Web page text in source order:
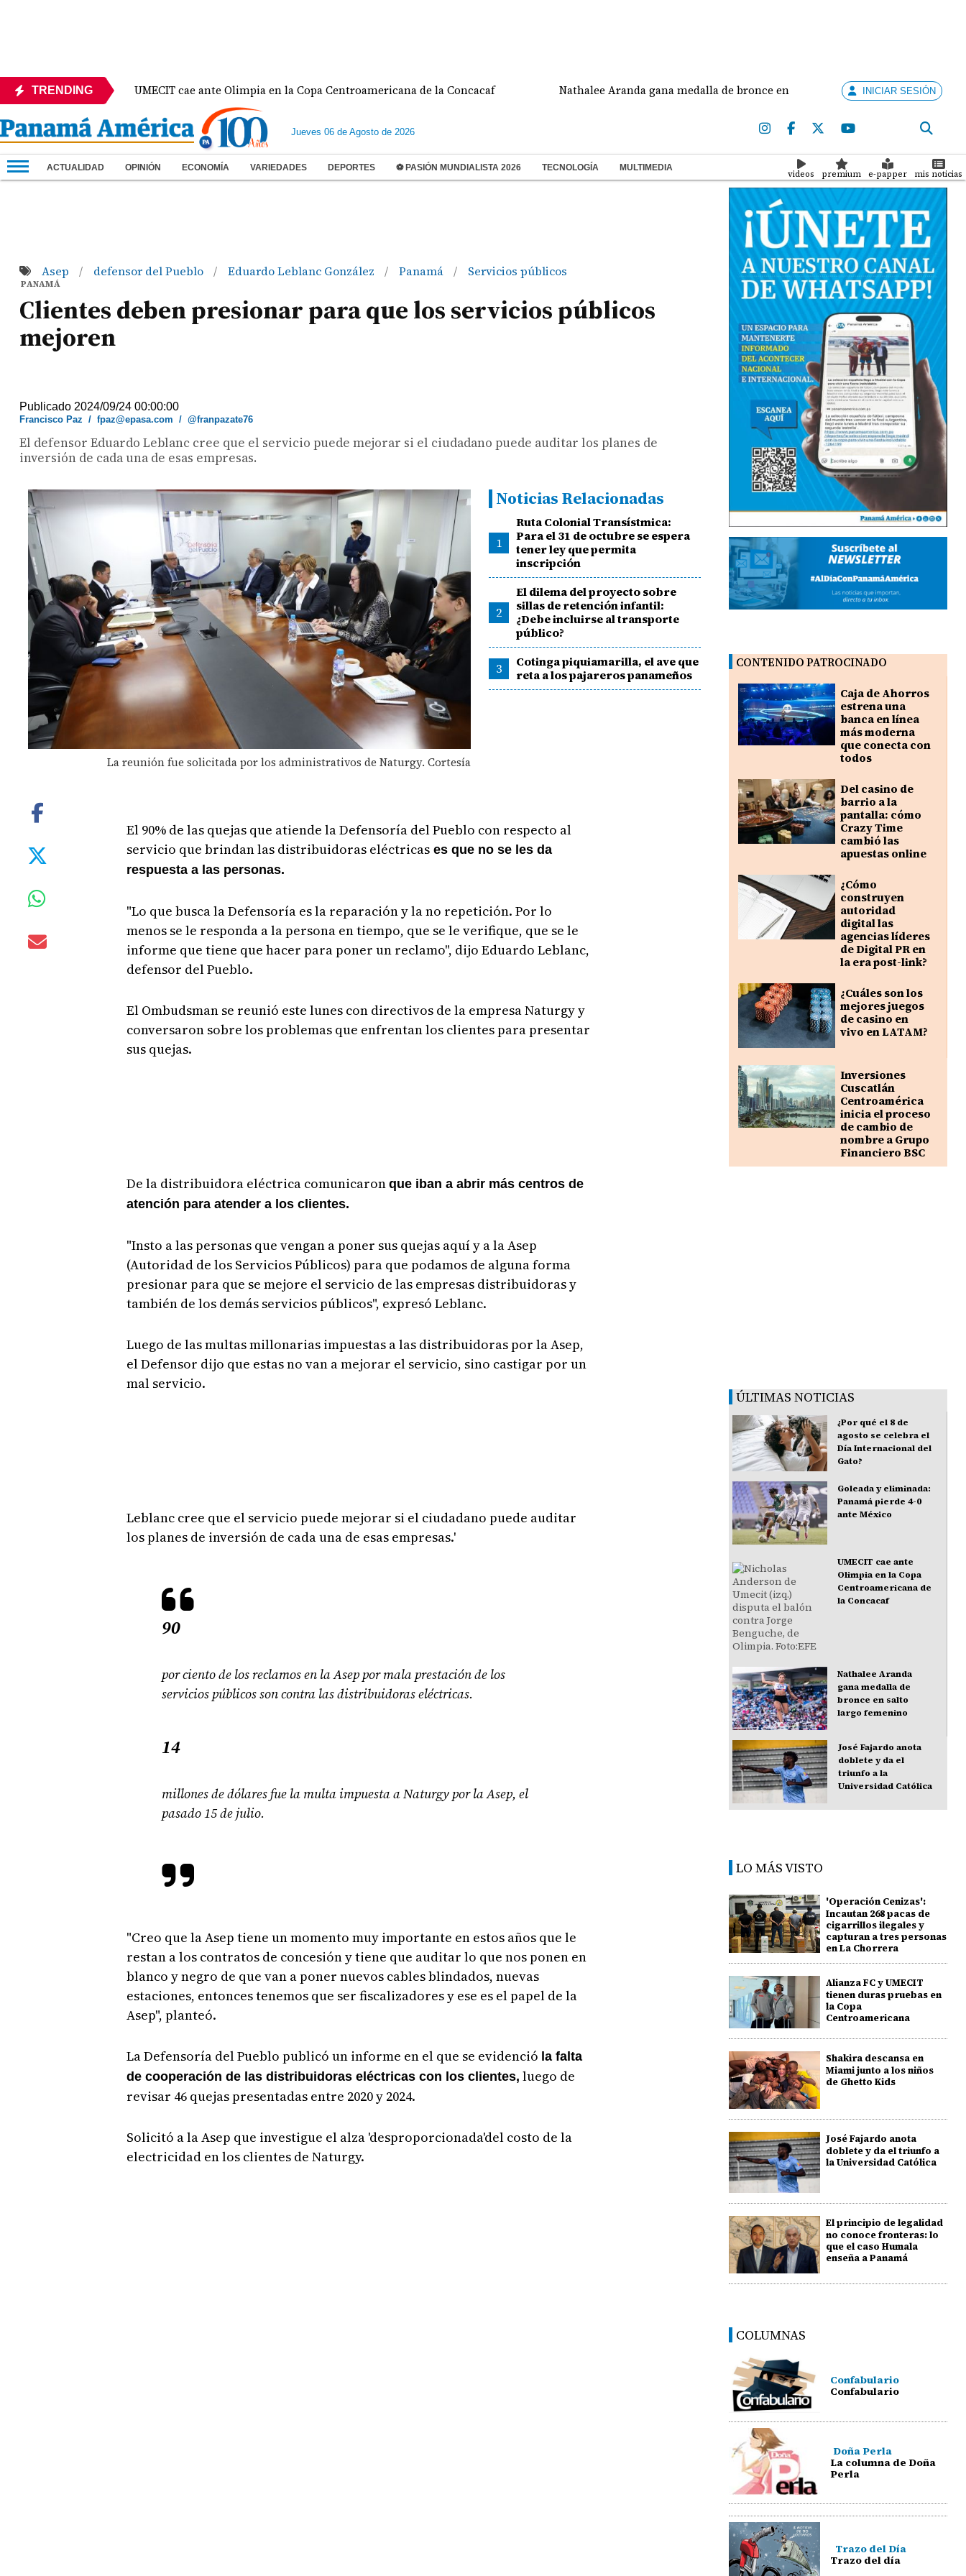
TRENDING UMECIT cae ante Olimpia en la Copa Centroamericana de la Concacaf Nathalee Aranda gana medalla de bronce en salto largo femenino José
INICIAR SESIÓN
Jueves 06 de Agosto de 2026
ACTUALIDAD OPINIÓN ECONOMÍA VARIEDADES DEPORTES ⚽ PASIÓN MUNDIALISTA 2026 TECNOLOGÍA MULTIMEDIA
videos premium e-papper mis noticias
Asep / defensor del Pueblo / Eduardo Leblanc González / Panamá / Servicios públicos
PANAMÁ
Clientes deben presionar para que los servicios públicos
mejoren
Publicado 2024/09/24 00:00:00
Francisco Paz /fpaz@epasa.com /@franpazate76
El defensor Eduardo Leblanc cree que el servicio puede mejorar si el ciudadano puede auditar los planes de
inversión de cada una de esas empresas.
La reunión fue solicitada por los administrativos de Naturgy. Cortesía
Noticias Relacionadas
1
Ruta Colonial Transístmica:
Para el 31 de octubre se espera
tener ley que permita
inscripción
2
El dilema del proyecto sobre
sillas de retención infantil:
¿Debe incluirse al transporte
público?
3
Cotinga piquiamarilla, el ave que
reta a los pajareros panameños
El 90% de las quejas que atiende la Defensoría del Pueblo con respecto al
servicio que brindan las distribuidoras eléctricases que no se les da
respuesta a las personas.
"Lo que busca la Defensoría es la reparación y la no repetición. Por lo
menos se le responda a la persona en tiempo, que se le verifique, que se le
informe que tiene que hacer para poner un reclamo", dijo Eduardo Leblanc,
defensor del Pueblo.
El Ombudsman se reunió este lunes con directivos de la empresa Naturgy y
conversaron sobre los problemas que enfrentan los clientes para presentar
sus quejas.
De la distribuidora eléctrica comunicaron que iban a abrir más centros de
atención para atender a los clientes.
"Insto a las personas que vengan a poner sus quejas aquí y a la Asep
(Autoridad de los Servicios Públicos) para que podamos de alguna forma
presionar para que se mejore el servicio de las empresas distribuidoras y
también de los demás servicios públicos", expresó Leblanc.
Luego de las multas millonarias impuestas a las distribuidoras por la Asep,
el Defensor dijo que estas no van a mejorar el servicio, sino castigar por un
mal servicio.
Leblanc cree que el servicio puede mejorar si el ciudadano puede auditar
los planes de inversión de cada una de esas empresas.'
90
por ciento de los reclamos en la Asep por mala prestación de los
servicios públicos son contra las distribuidoras eléctricas.
14
millones de dólares fue la multa impuesta a Naturgy por la Asep, el
pasado 15 de julio.
"Creo que la Asep tiene un momento muy importante en estos años que le
restan a los contratos de concesión y tiene que auditar lo que nos ponen en
blanco y negro de que van a poner nuevos cables blindados, nuevas
estaciones, entonces tenemos que ser fiscalizadores y ese es el papel de la
Asep", planteó.
La Defensoría del Pueblo publicó un informe en el que se evidenció la falta
de cooperación de las distribuidoras eléctricas con los clientes, luego de
revisar 46 quejas presentadas entre 2020 y 2024.
Solicitó a la Asep que investigue el alza 'desproporcionada'del costo de la
electricidad en los clientes de Naturgy.
CONTENIDO PATROCINADO
Caja de Ahorros
estrena una
banca en línea
más moderna
que conecta con
todos
Del casino de
barrio a la
pantalla: cómo
Crazy Time
cambió las
apuestas online
¿Cómo
construyen
autoridad
digital las
agencias líderes
de Digital PR en
la era post-link?
¿Cuáles son los
mejores juegos
de casino en
vivo en LATAM?
Inversiones
Cuscatlán
Centroamérica
inicia el proceso
de cambio de
nombre a Grupo
Financiero BSC
ÚLTIMAS NOTICIAS
¿Por qué el 8 de
agosto se celebra el
Día Internacional del
Gato?
Goleada y eliminada:
Panamá pierde 4-0
ante México
UMECIT cae ante
Olimpia en la Copa
Centroamericana de
la Concacaf
Nathalee Aranda
gana medalla de
bronce en salto
largo femenino
José Fajardo anota
doblete y da el
triunfo a la
Universidad Católica
LO MÁS VISTO
'Operación Cenizas':
Incautan 268 pacas de
cigarrillos ilegales y
capturan a tres personas
en La Chorrera
Alianza FC y UMECIT
tienen duras pruebas en
la Copa
Centroamericana
Shakira descansa en
Miami junto a los niños
de Ghetto Kids
José Fajardo anota
doblete y da el triunfo a
la Universidad Católica
El principio de legalidad
no conoce fronteras: lo
que el caso Humala
enseña a Panamá
COLUMNAS
Confabulario
Confabulario
Doña Perla
La columna de Doña
Perla
Trazo del Día
Trazo del día